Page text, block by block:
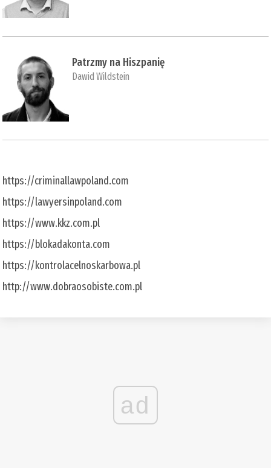
Patrzmy na Hiszpanię
Dawid Wildstein
https://criminallawpoland.com
https://lawyersinpoland.com
https://www.kkz.com.pl
https://blokadakonta.com
https://kontrolacelnoskarbowa.pl
http://www.dobraosobiste.com.pl
ad